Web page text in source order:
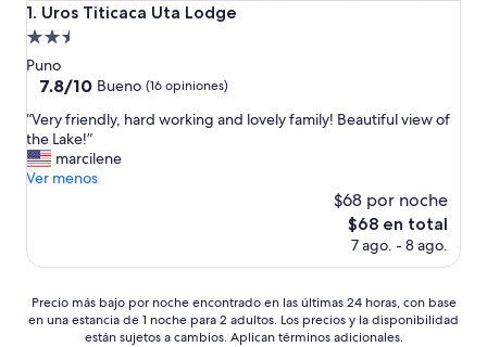
1. Uros Titicaca Uta Lodge
Uros Titicaca Uta Lodge
Propiedad
de
2.5
Puno
7.8
10,
Bueno,
(16
opiniones)
7.8/10 Bueno (16 opiniones)
“
V
e
r
i
n
d
“Very friendly, hard working and lovely family! Beautiful view of
the Lake!”
marcilene
Ver menos
$68 por noche
El
precio
de
$68
$68 en total
7 ago. - 8 ago.
Precio
más
Precio más bajo por noche encontrado en las últimas 24 horas, con base
en una estancia de 1 noche para 2 adultos. Los precios y la disponibilidad
están sujetos a cambios. Aplican términos adicionales.